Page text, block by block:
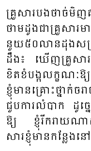
គ្រួ​សារ​បង​ថា​ច់​មិ
ថាម​ដូង​ជា​គ្រួ​សារ​
នួយ​៥០​លាន​ដុង​សម្
ដឹង​៖ ឃើញ​គ្រួ​សារ​
ខិត​ខំ​បង្ក​លក្ខណៈ​
ខ្ញុំ​មាន​គ្រោះ​ថ្នាក់​ច
ជួប​ការ​លំ​បាក​ ដូច្ន
ឱ្យ ខ្ញុំ​រីក​រាយ​
សារ​ខ្ញុំ​មាន​កន្លែង​